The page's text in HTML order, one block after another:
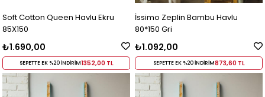
Soft Cotton Queen Havlu Ekru
85X150
₺1.690,00
SEPETTE EK %20 İNDİRİM1352,00 TL
İssimo Zeplin Bambu Havlu
80*150 Gri
₺1.092,00
SEPETTE EK %20 İNDİRİM873,60 TL